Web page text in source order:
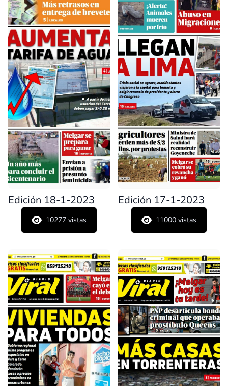
Edición 18-1-2023
10277 vistas
Edición 17-1-2023
11000 vistas